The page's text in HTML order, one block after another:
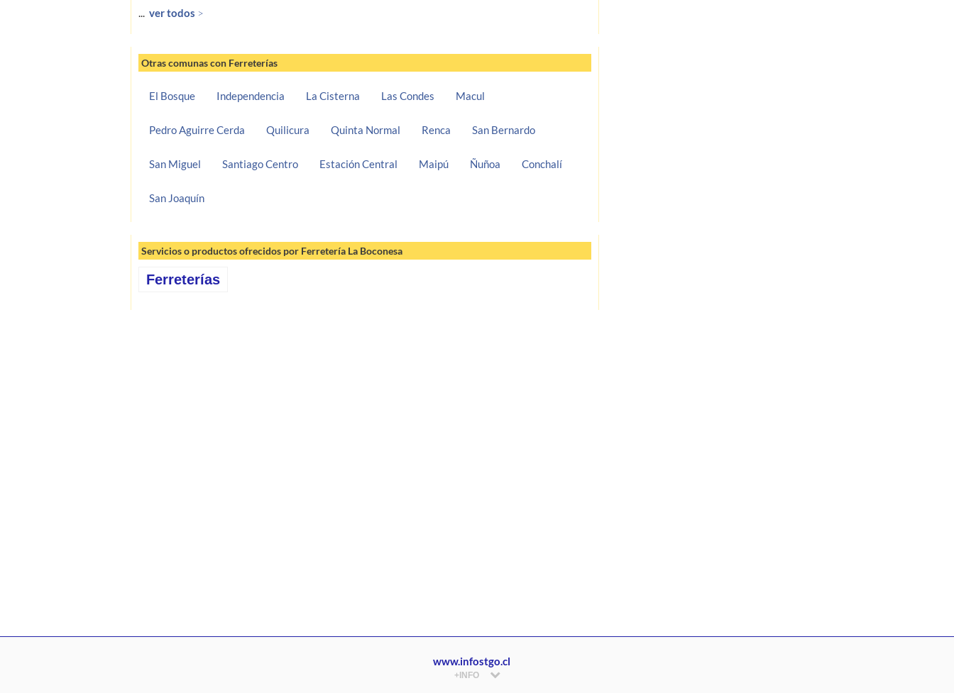
ver todos >
Otras comunas con Ferreterías
El Bosque Independencia La Cisterna Las Condes Macul
Pedro Aguirre Cerda Quilicura Quinta Normal Renca San Bernardo
San Miguel Santiago Centro Estación Central Maipú Ñuñoa Conchalí
San Joaquín
Servicios o productos ofrecidos por Ferretería La Boconesa
Ferreterías
www.infostgo.cl
+INFO